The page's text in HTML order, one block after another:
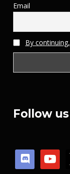
Email
By
Follow us
discordyoutube